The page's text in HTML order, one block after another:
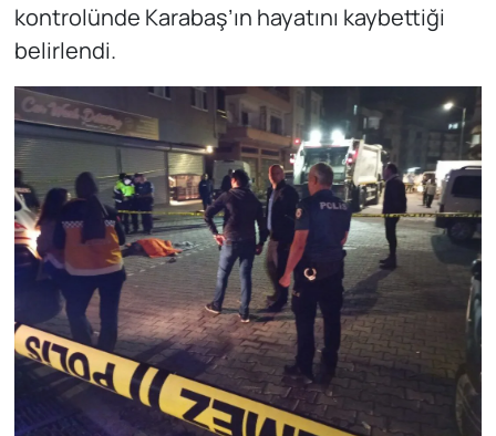
kontrolünde Karabaş’ın hayatını kaybettiği
belirlendi.